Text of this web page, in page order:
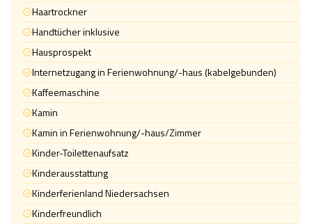
Haartrockner
Handtücher inklusive
Hausprospekt
Internetzugang in Ferienwohnung/-haus (kabelgebunden)
Kaffeemaschine
Kamin
Kamin in Ferienwohnung/-haus/Zimmer
Kinder-Toilettenaufsatz
Kinderausstattung
Kinderferienland Niedersachsen
Kinderfreundlich